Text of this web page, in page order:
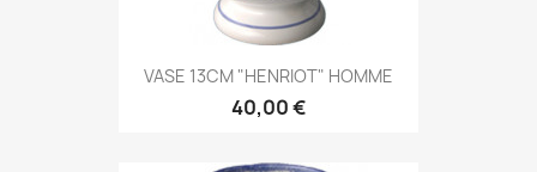
VASE 13CM "HENRIOT" HOMME
40,00 €